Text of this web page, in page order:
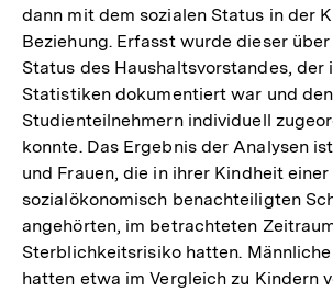
dann mit dem sozialen Status in der
Beziehung. Erfasst wurde dieser
Status des Haushaltsvorstandes, der
Statistiken dokumentiert war und den
Studienteilnehmern individuell
konnte. Das Ergebnis der Analysen
und Frauen, die in ihrer Kindheit einer
sozialökonomisch benachteiligten
angehörten, im betrachteten
Sterblichkeitsrisiko hatten.
hatten etwa im Vergleich zu Kindern